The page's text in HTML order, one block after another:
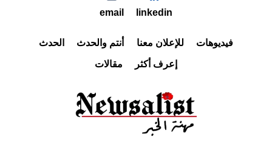
فيديوهات للإعلان معنا أنتم والحدث
الحدث
إعرف أكثر
مقالات
linkedin
email